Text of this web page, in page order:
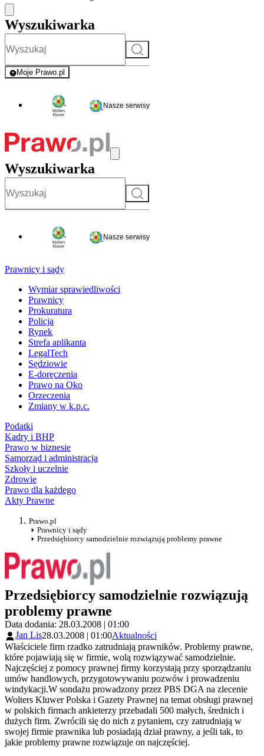
Wyszukiwarka
Szukaj
Moje Prawo.pl
- rejestracja i logowanie do serwisu
Nasze serwisy
Wyszukiwarka
Szukaj
Nasze serwisy
Prawnicy i sądy
Wymiar sprawiedliwości
Prawnicy
Prokuratura
Policja
Rynek
Strefa aplikanta
LegalTech
Sędziowie
E-doręczenia
Prawo na Oko
Orzeczenia
Zmiany w k.p.c.
Podatki
Kadry i BHP
Prawo w biznesie
Samorząd i administracja
Szkoły i uczelnie
Zdrowie
Prawo dla każdego
Akty Prawne
Prawo.pl
Prawnicy i sądy
Przedsiębiorcy samodzielnie rozwiązują problemy prawne
Przedsiębiorcy samodzielnie rozwiązują
problemy prawne
Data dodania: 28.03.2008 | 01:00
Jan Lis28.03.2008 | 01:00Aktualności
Właściciele firm rzadko zatrudniają prawników. Problemy prawne,
które pojawiają się w firmie, wolą rozwiązywać samodzielnie.
Najczęściej z pomocy prawnej firmy korzystają przy sporządzaniu
umów handlowych, przygotowywaniu pozwów i prowadzeniu
windykacji.W sondażu prowadzony przez PBS DGA na zlecenie
Wolters Kluwer Polska i Gazety Prawnej na temat obsługi prawnej
w polskich firmach ankieterzy przebadali 500 małych, średnich i
dużych firm. Zwrócili się do nich z pytaniem, czy zatrudniają w
swojej firmie prawnika lub posiadają dział prawny, a jeśli tak, to
jakie problemy prawne rozwiązuje on najczęściej.